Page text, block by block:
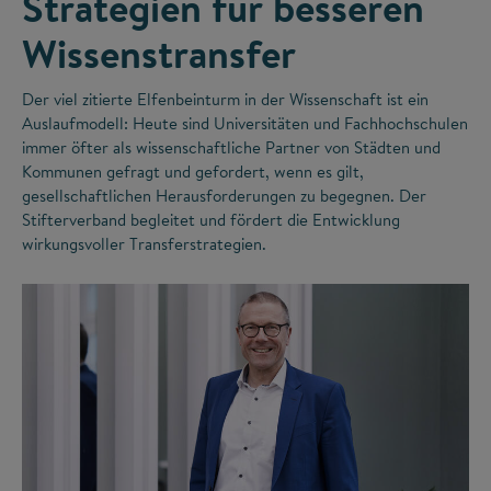
Wissenstransfer
Der viel zitierte Elfenbeinturm in der Wissenschaft ist ein
Auslaufmodell: Heute sind Universitäten und Fachhochschulen
immer öfter als wissenschaftliche Partner von Städten und
Kommunen gefragt und gefordert, wenn es gilt,
gesellschaftlichen Herausforderungen zu begegnen. Der
Stifterverband begleitet und fördert die Entwicklung
wirkungsvoller Transferstrategien.